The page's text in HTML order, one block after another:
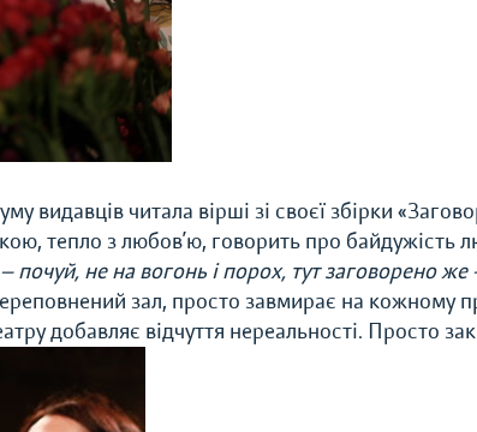
видавців читала вірші зі своєї збірки
тепло з любов’ю, говорить про байдужість
не на вогонь і порох, тут заговорено
зал, просто завмирає на кожному
добавляє відчуття нереальності. Просто